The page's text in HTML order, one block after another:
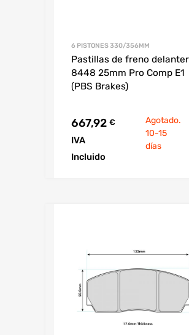
6 PISTONES 330/356MM
Pastillas de freno
8448 25mm Pro Comp E1
(PBS Brakes)
667,92 €
IVA
Incluido
Agotado.
10-15
días